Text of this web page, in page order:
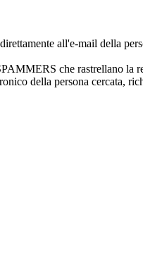
all'e-mail della
che rastrellano la
della persona cercata,